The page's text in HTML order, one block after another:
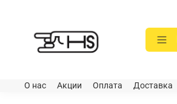
О нас Акции Оплата Доставка